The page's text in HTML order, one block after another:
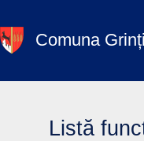
to
contentComuna
Listă